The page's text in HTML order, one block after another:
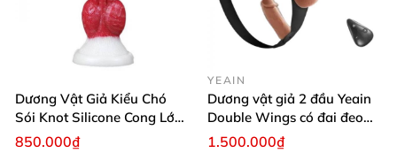
Dương Vật Giả Kiểu Chó
Sói Knot Silicone Cong Lớn
Có Đế Hít Tường Cao Cấp
850.000₫
YEAIN
Dương vật giả 2 đầu Yeain
Double Wings có đai đeo
điều khiển remote từ xa
1.500.000₫